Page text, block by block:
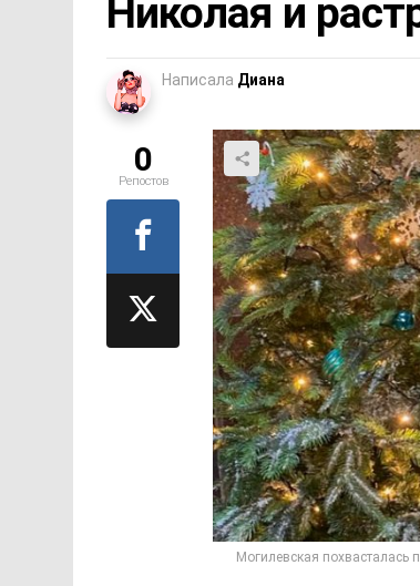
Николая и
Написала Диана
Могилевская похвасталась
0
Репостов